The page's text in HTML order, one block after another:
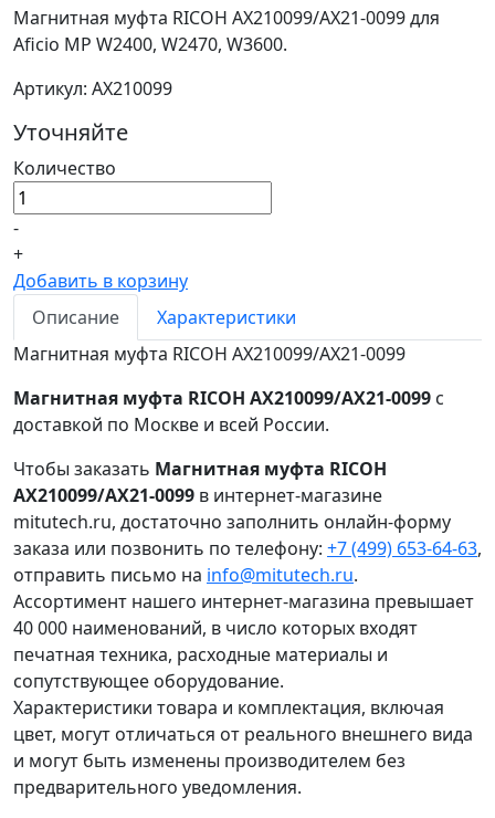
Магнитная муфта RICOH AX210099/AX21-0099 для
Aficio MP W2400, W2470, W3600.
Артикул: AX210099
Уточняйте
Количество
-
+
Добавить в корзину
Описание
Характеристики
Магнитная муфта RICOH AX210099/AX21-0099
Магнитная муфта RICOH AX210099/AX21-0099 с
доставкой по Москве и всей России.
Чтобы заказать Магнитная муфта RICOH
AX210099/AX21-0099 в интернет-магазине
mitutech.ru, достаточно заполнить онлайн-форму
заказа или позвонить по телефону: +7 (499) 653-64-63,
отправить письмо на info@mitutech.ru.
Ассортимент нашего интернет-магазина превышает
40 000 наименований, в число которых входят
печатная техника, расходные материалы и
сопутствующее оборудование.
Характеристики товара и комплектация, включая
цвет, могут отличаться от реального внешнего вида
и могут быть изменены производителем без
предварительного уведомления.